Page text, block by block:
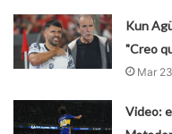
Kun
"Creo
Mar
Video: